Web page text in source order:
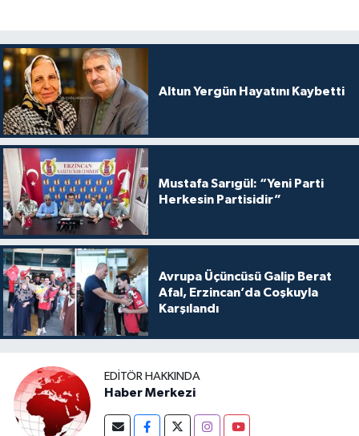
Altun Yergün Hayatını Kaybetti
Mustafa Sarıgül: “Yeni Parti
Herkesin Partisidir”
Avrupa Üçüncüsü Galip Berat
Afal, Erzincan’da Coşkuyla
Karşılandı
EDITÖR HAKKINDA
Haber Merkezi